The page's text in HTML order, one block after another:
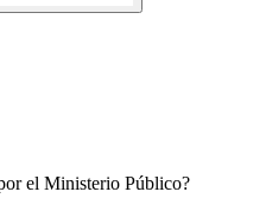
el Ministerio Público?